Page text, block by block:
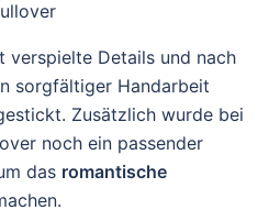
verspielte Details und nach
sorgfältiger Handarbeit
Zusätzlich wurde bei
noch ein passender
das romantische